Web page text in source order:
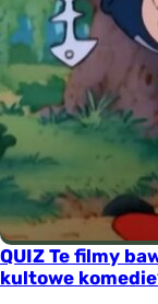
QUIZ Te filmy
kultowe